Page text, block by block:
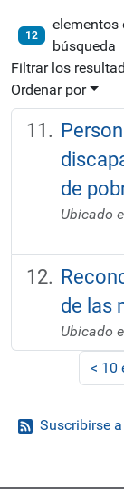
12
elementos
búsqueda
Filtrar los
Ordenar por
de
Ubicado
de las
Ubicado
< 10
Suscribirse